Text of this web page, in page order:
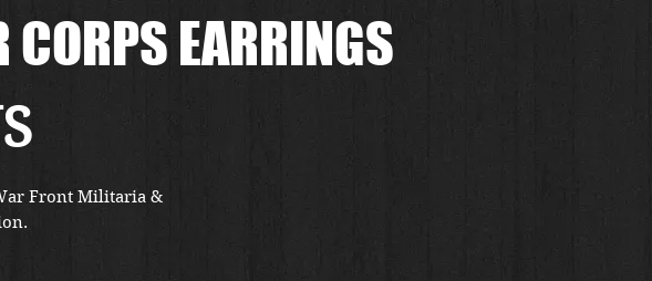
EARRINGS
Prix
Front Militaria &